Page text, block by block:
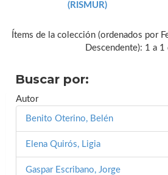
(RISMUR)
Ítems de la colección (ordenados por
Descendente): 1 a 1
Buscar por:
Autor
Benito Oterino, Belén
Elena Quirós, Ligia
Gaspar Escribano, Jorge